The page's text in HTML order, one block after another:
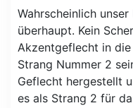
Wahrscheinlich
überhaupt. Kein
Akzentgeflecht in
Strang Nummer 2
Geflecht hergestellt
es als Strang 2 für